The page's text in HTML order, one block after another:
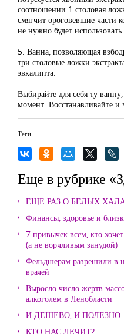
соотношении 1 столовая
смягчит ороговевшие части
не нужно будет использовать
5. Ванна, позволяющая
три столовые ложки
эвкалипта.
Выбирайте для себя ту
момент. Восстанавливайте и
Теги:
Еще в рубрике
ЕЩЕ РАЗ О БЕЛЫХ
Финансы, здоровье и
7 привычек всем, кто
(а не ворчливым занудой)
Фельдшерам разрешили в
врачей
Выросло число жертв
алкоголем в Ленобласти
И ДЕШЕВО, И ПОЛЕЗНО
КТО НАС ЛЕЧИТ?